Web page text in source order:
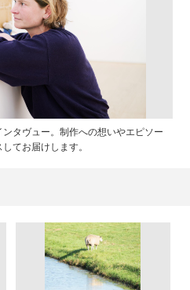
タヴュー。制作への想いやエピソー
てお届けします。